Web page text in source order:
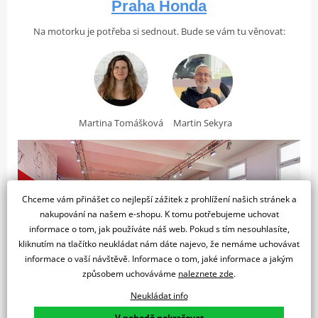
12 000 Kč
NA PŘÍSLUŠENSTVÍ
(Vyberte si doplňky podle svého gusta)
VÍCE O PROGRAMU K2 BONUS →
poměru a charakteristickému zvuku výfuku nabízí Rebel
1084 cm³
PGM-FI elektronické vstřikování paliva
SOHC
10,5:1
Vrtání x
zdvih
92 x 81,5 mm
motoru
Kapalinou chlazený čtyřtaktní řadový
dvouválec s 8 ventily, přesazenými
ojničními čepy na klikové hřídeli o 270° a
ventilovým rozvodem SOHC, Euro 5
Výkon a Převodovka
Dvě vícelamelové spojky v
9 999 Kč
Skladem
1 389 Kč
Skladem
Praha Honda
Na motorku je potřeba si sednout. Bude se vám tu věnovat:
Martina Tomášková Martin Sekyra
Chceme vám přinášet co nejlepší zážitek z prohlížení našich stránek a
nakupování na našem e-shopu. K tomu potřebujeme uchovat
informace o tom, jak používáte náš web. Pokud s tím nesouhlasíte,
kliknutím na tlačítko neukládat nám dáte najevo, že nemáme uchovávat
informace o vaší návštěvě. Informace o tom, jaké informace a jakým
způsobem uchováváme naleznete zde.
Neukládat info